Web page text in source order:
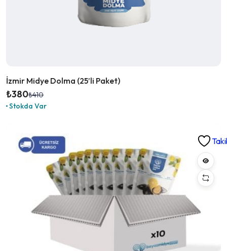
İzmir Midye Dolma (25’li Paket)
₺410
Orijinal
fiyat:
₺380
Şu
andaki
Stokda Var